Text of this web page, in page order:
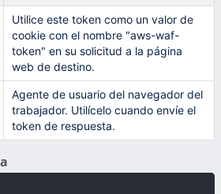
Utilice este token como un valor de
cookie con el nombre "aws-waf-
token" en su solicitud a la página
web de destino.
Agente de usuario del navegador del
trabajador. Utilícelo cuando envíe el
token de respuesta.